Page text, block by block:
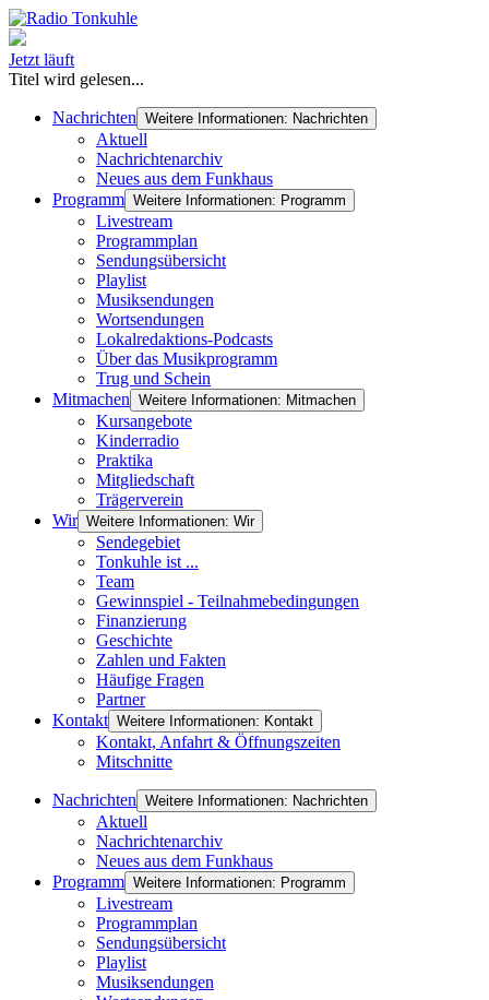
Jetzt läuft
Titel wird gelesen...
Nachrichten Weitere Informationen: Nachrichten
Aktuell
Nachrichtenarchiv
Neues aus dem Funkhaus
Programm Weitere Informationen: Programm
Livestream
Programmplan
Sendungsübersicht
Playlist
Musiksendungen
Wortsendungen
Lokalredaktions-Podcasts
Über das Musikprogramm
Trug und Schein
Mitmachen Weitere Informationen: Mitmachen
Kursangebote
Kinderradio
Praktika
Mitgliedschaft
Trägerverein
Wir Weitere Informationen: Wir
Sendegebiet
Tonkuhle ist ...
Team
Gewinnspiel - Teilnahmebedingungen
Finanzierung
Geschichte
Zahlen und Fakten
Häufige Fragen
Partner
Kontakt Weitere Informationen: Kontakt
Kontakt, Anfahrt & Öffnungszeiten
Mitschnitte
Nachrichten Weitere Informationen: Nachrichten
Aktuell
Nachrichtenarchiv
Neues aus dem Funkhaus
Programm Weitere Informationen: Programm
Livestream
Programmplan
Sendungsübersicht
Playlist
Musiksendungen